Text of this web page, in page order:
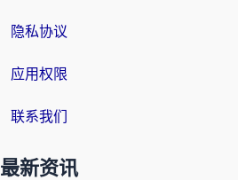
隐私协议
应用权限
联系我们
最新资讯